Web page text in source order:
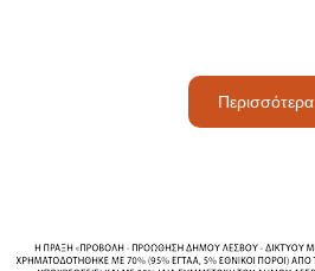
Περισσότερα